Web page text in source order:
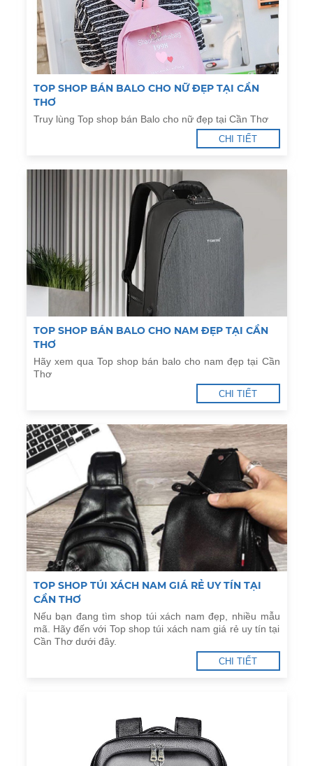
TOP SHOP BÁN BALO CHO NỮ ĐẸP TẠI CẦN
THƠ
Truy lùng Top shop bán Balo cho nữ đẹp tại Cần Thơ
CHI TIẾT
TOP SHOP BÁN BALO CHO NAM ĐẸP TẠI CẦN
THƠ
Hãy xem qua Top shop bán balo cho nam đẹp tại Cần
Thơ
CHI TIẾT
TOP SHOP TÚI XÁCH NAM GIÁ RẺ UY TÍN TẠI
CẦN THƠ
Nếu bạn đang tìm shop túi xách nam đẹp, nhiều mẫu
mã. Hãy đến với Top shop túi xách nam giá rẻ uy tín tại
Cần Thơ dưới đây.
CHI TIẾT